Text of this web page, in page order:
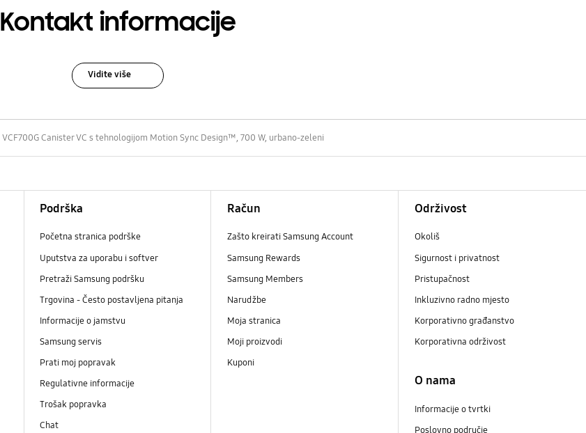
Kontakt informacije
Vidite više
VCF700G Canister VC s tehnologijom Motion Sync Design™, 700 W, urbano-zeleni
Podrška
Početna stranica podrške
Uputstva za uporabu i softver
Pretraži Samsung podršku
Trgovina - Često postavljena pitanja
Informacije o jamstvu
Samsung servis
Prati moj popravak
Regulativne informacije
Trošak popravka
Chat
Račun
Zašto kreirati Samsung Account
Samsung Rewards
Samsung Members
Narudžbe
Moja stranica
Moji proizvodi
Kuponi
Održivost
Okoliš
Sigurnost i privatnost
Pristupačnost
Inkluzivno radno mjesto
Korporativno građanstvo
Korporativna održivost
O nama
Informacije o tvrtki
Poslovno područje